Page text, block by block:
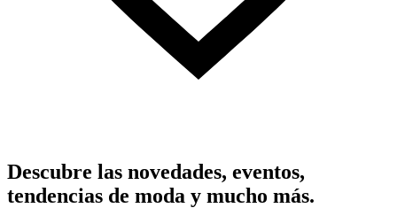
Descubre las novedades, eventos,
tendencias de moda y mucho más.